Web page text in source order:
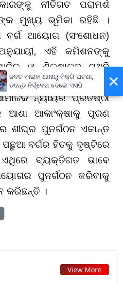
ନୀତିଗତ ପରାମର୍ଶ
ମୁଖ୍ୟ ଭୂମିକା ରହିଛି ।
ଆୟୋଗ (ସଂଶୋଧନ)
ଏହି କମିଶନଙ୍କୁ
ଓ ଶିକ୍ଷାଗତ ସ୍ଥିତି
ଦାୟିତ୍ୱ ମଧ୍ୟ ଦିଆଯାଇଛି
ନ୍ୟାୟର ପ୍ରତିଷ୍ଠା
ଆଶା ଆକାଂକ୍ଷାକୁ ପୂରଣ
ଶୀଘ୍ର ପୁନର୍ଗଠନ ଏକାନ୍ତ
ବର୍ଗର ହିତକୁ ଦୃଷ୍ଟିରେ
ବ୍ୟକ୍ତିଗତ ଭାବେ
ପୁନର୍ଗଠନ କରିବାକୁ
କରିଛନ୍ତି ।
View More
×
ଜବତ ବାଇକ ଥାନାରୁ ବିକ୍ରି ଘଟଣା,
ତଦନ୍ତ ନିର୍ଦ୍ଦେଶ ଦେଲେ ଏସପି